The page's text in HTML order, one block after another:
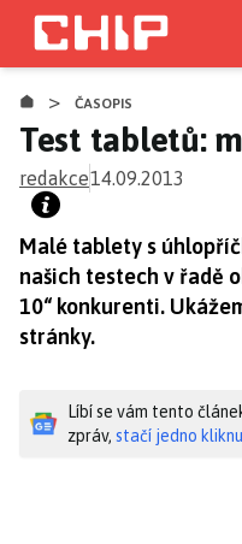
Přejít
hlavnímu
obsahu
> ČASOPIS
Test tabletů:
redakce14.09.2013
Malé tablety s
našich testech v řadě
10“ konkurenti.
stránky.
Líbí se vám tento
zpráv, stačí jedno